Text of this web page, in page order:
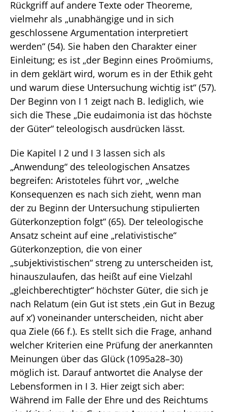
Rückgriff auf andere Texte oder Theoreme,
vielmehr als „unabhängige und in sich
geschlossene Argumentation interpretiert
werden“ (54). Sie haben den Charakter einer
Einleitung; es ist „der Beginn eines Proömiums,
in dem geklärt wird, worum es in der Ethik geht
und warum diese Untersuchung wichtig ist“ (57).
Der Beginn von I 1 zeigt nach B. lediglich, wie
sich die These „Die eudaimonia ist das höchste
der Güter“ teleologisch ausdrücken lässt.
Die Kapitel I 2 und I 3 lassen sich als
„Anwendung“ des teleologischen Ansatzes
begreifen: Aristoteles führt vor, „welche
Konsequenzen es nach sich zieht, wenn man
der zu Beginn der Untersuchung stipulierten
Güterkonzeption folgt“ (65). Der teleologische
Ansatz scheint auf eine „relativistische“
Güterkonzeption, die von einer
„subjektivistischen“ streng zu unterscheiden ist,
hinauszulaufen, das heißt auf eine Vielzahl
„gleichberechtigter“ höchster Güter, die sich je
nach Relatum (ein Gut ist stets ‚ein Gut in Bezug
auf x‘) voneinander unterscheiden, nicht aber
qua Ziele (66 f.). Es stellt sich die Frage, anhand
welcher Kriterien eine Prüfung der anerkannten
Meinungen über das Glück (1095a28–30)
möglich ist. Darauf antwortet die Analyse der
Lebensformen in I 3. Hier zeigt sich aber:
Während im Falle der Ehre und des Reichtums